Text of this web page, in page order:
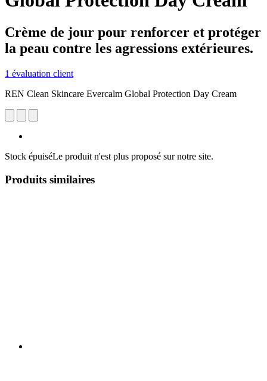
Crème de jour pour renforcer et protéger
la peau contre les agressions extérieures.
1 évaluation client
REN Clean Skincare Evercalm Global Protection Day Cream
Stock épuiséLe produit n'est plus proposé sur notre site.
Produits similaires